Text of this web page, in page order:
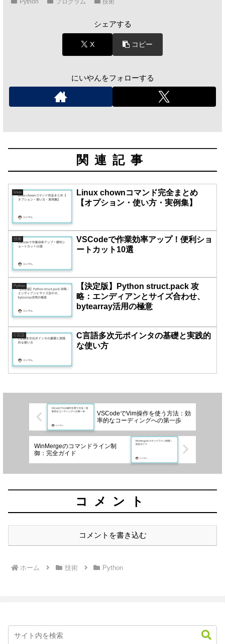
Python プログラム 技術
シェアする
X コピー
にいやんをフォローする
関連記事
linux
Linux chownコマンド完全まとめ
【オプション・使い方・実例集】
技術
VSCodeで作業効率アップ！便利ショ
ートカット10選
Python
【決定版】Python struct.pack 攻
略：エンディアンとサイズ合わせ、
bytearray活用の極意
C言語
C言語多次元ポインタの基礎と実践的
な使い方
VSCodeでVim操作を使う方法：効
率的なコーディングへの第一歩
WinMergeのコマンドライン制
御：完全ガイド
コメント
コメントを書き込む
ホーム 技術 Python